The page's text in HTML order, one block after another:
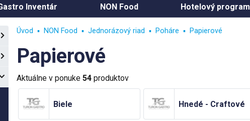
Inventár NON Food Hotelový program
Úvod NON Food Jednorázový riad Poháre Papierové
Papierové
Aktuálne v ponuke 54produktov
Biele Hnedé - Craftové